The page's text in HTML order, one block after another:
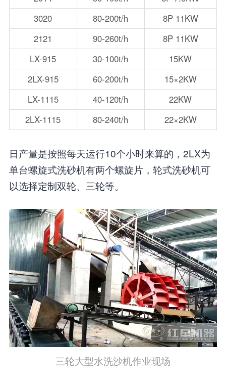
3020
80-200t/h
8P 11KW
2121
90-260t/h
8P 11KW
LX-915
30-100t/h
15KW
2LX-915
60-200t/h
15×2KW
LX-1115
40-120t/h
22KW
2LX-1115
80-240t/h 22×2KW
日产量是按照每天运行10个小时来算的，2LX为
单台螺旋式洗砂机有两个螺旋片，轮式洗砂机可
以选择定制双轮、三轮等。
三轮大型水洗沙机作业现场